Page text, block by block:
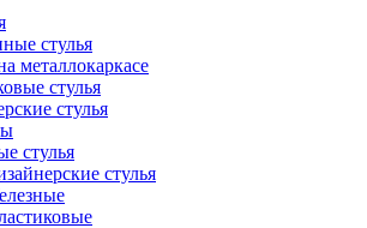
стулья
металлокаркасе
стулья
стулья
стулья
стулья